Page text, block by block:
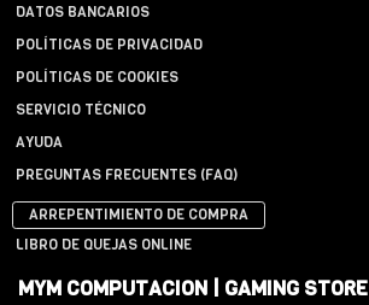
DATOS BANCARIOS
POLÍTICAS DE PRIVACIDAD
POLÍTICAS DE COOKIES
SERVICIO TÉCNICO
AYUDA
PREGUNTAS FRECUENTES (FAQ)
ARREPENTIMIENTO DE COMPRA
LIBRO DE QUEJAS ONLINE
MYM COMPUTACION | GAMING STORE